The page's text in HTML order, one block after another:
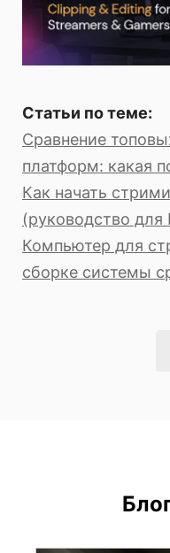
Статьи по теме:
Сравнение
платформ: какая
Как начать
(руководство для
Компьютер для
сборке системы